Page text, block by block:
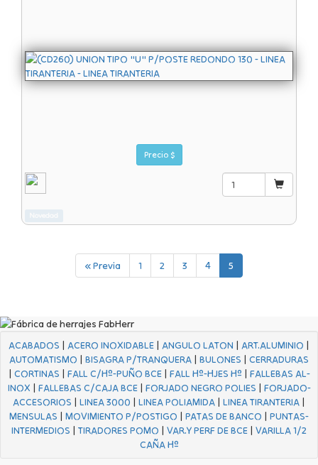
Precio $
« Previa 1 2 3 4 5
ACABADOS | ACERO INOXIDABLE | ANGULO LATON | ART.ALUMINIO |
AUTOMATISMO | BISAGRA P/TRANQUERA | BULONES | CERRADURAS
| CORTINAS | FALL C/Hº-PUÑO BCE| FALL Hº-HJES Hº | FALLEBAS AL-
INOX | FALLEBAS C/CAJA BCE| FORJADO NEGRO POLIES | FORJADO-
ACCESORIOS | LINEA 3000 | LINEA POLIAMIDA | LINEA TIRANTERIA |
MENSULAS | MOVIMIENTO P/POSTIGO | PATAS DE BANCO | PUNTAS-
INTERMEDIOS | TIRADORES POMO | VAR.Y PERF DE BCE | VARILLA 1/2
CAÑA Hº